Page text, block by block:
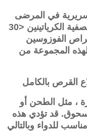
في المرضى
الذين يعانون من اختلال كلوي حاد وتصفية الكرياتينين <30
الفوزوسين
الأمد لهذه المجموعة من
القرص بالكامل
، مثل الطحن أو
قد تؤدي هذه
للدواء وبالتالي